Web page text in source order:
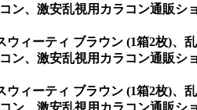
、激安乱視用カラコン通販シ
ウィーティ ブラウン (1箱2枚)
ン、激安乱視用カラコン通販シ
ウィーティ ブラウン (1箱2枚)
、激安乱視用カラコン通販シ